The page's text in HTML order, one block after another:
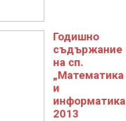
Годишно
съдържание
на сп.
„Математика
и
2013